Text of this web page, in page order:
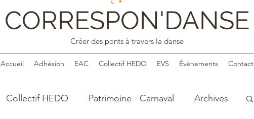
CORRESPON'DANSE
Créer des ponts à travers la danse
Accueil Adhésion EAC Collectif HEDO EVS Évènements Contact
Collectif HEDO Patrimoine - Carnaval Archives